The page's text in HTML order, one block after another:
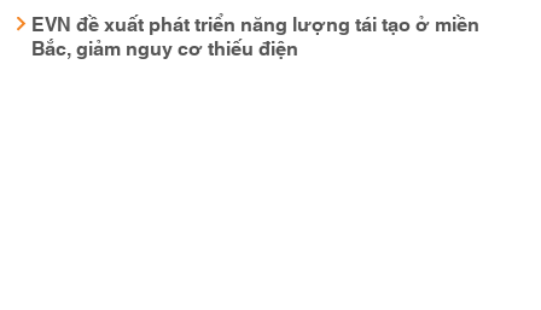
EVN đề xuất phát triển năng lượng tái tạo ở miền
Bắc, giảm nguy cơ thiếu điện